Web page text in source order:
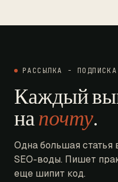
РАССЫЛКА - ПОДПИСКА
Каждый
напочту.
Одна большая статья
SEO-воды. Пишет
еще шипит код.